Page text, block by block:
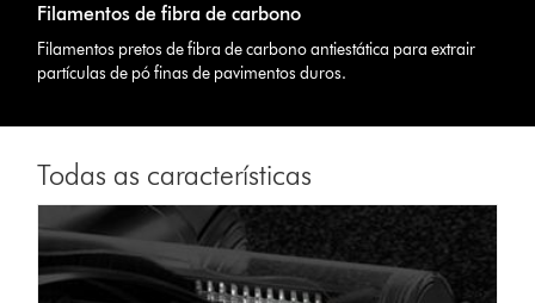
Filamentos de fibra de carbono
Filamentos pretos de fibra de carbono antiestática para extrair
partículas de pó finas de pavimentos duros.
Todas as características